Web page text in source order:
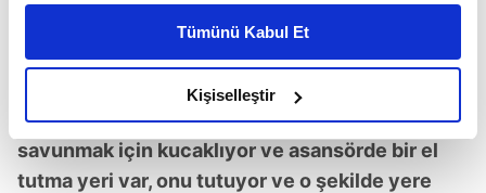
daha iyi reklam deneyimi yaşatabiliriz. Bunu yaparken
amacımızın size daha iyi bir reklam deneyimi sunmak
olduğunu ve sizlere en iyi içerikleri sunabilmek adına
elimizden gelen çabayı gösterdiğimizi ve bu noktada,
reklamların maliyetlerimizi karşılamak noktasında tek gelir
kalemimiz olduğunu sizlere hatırlatmak isteriz.
Tümünü Kabul Et
Kişiselleştir
çıkıyorlar. 11'inci kata çıktığı an asansör birden
bire boşluğa düşüyor ve 6'ncı katta 5-6 saniye
tutunduktan sonra tekrar aynı şiddetle yere
çakılıyor. O sırada kardeşim küçük oğlunu
savunmak için kucaklıyor ve asansörde bir el
tutma yeri var, onu tutuyor ve o şekilde yere